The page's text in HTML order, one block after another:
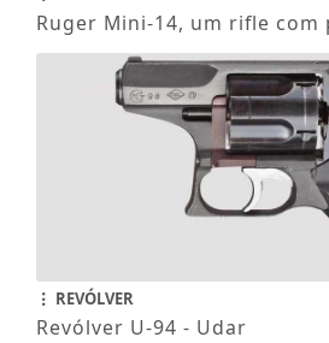
Ruger Mini-14, um rifle
REVÓLVER
Revólver U-94 - Udar